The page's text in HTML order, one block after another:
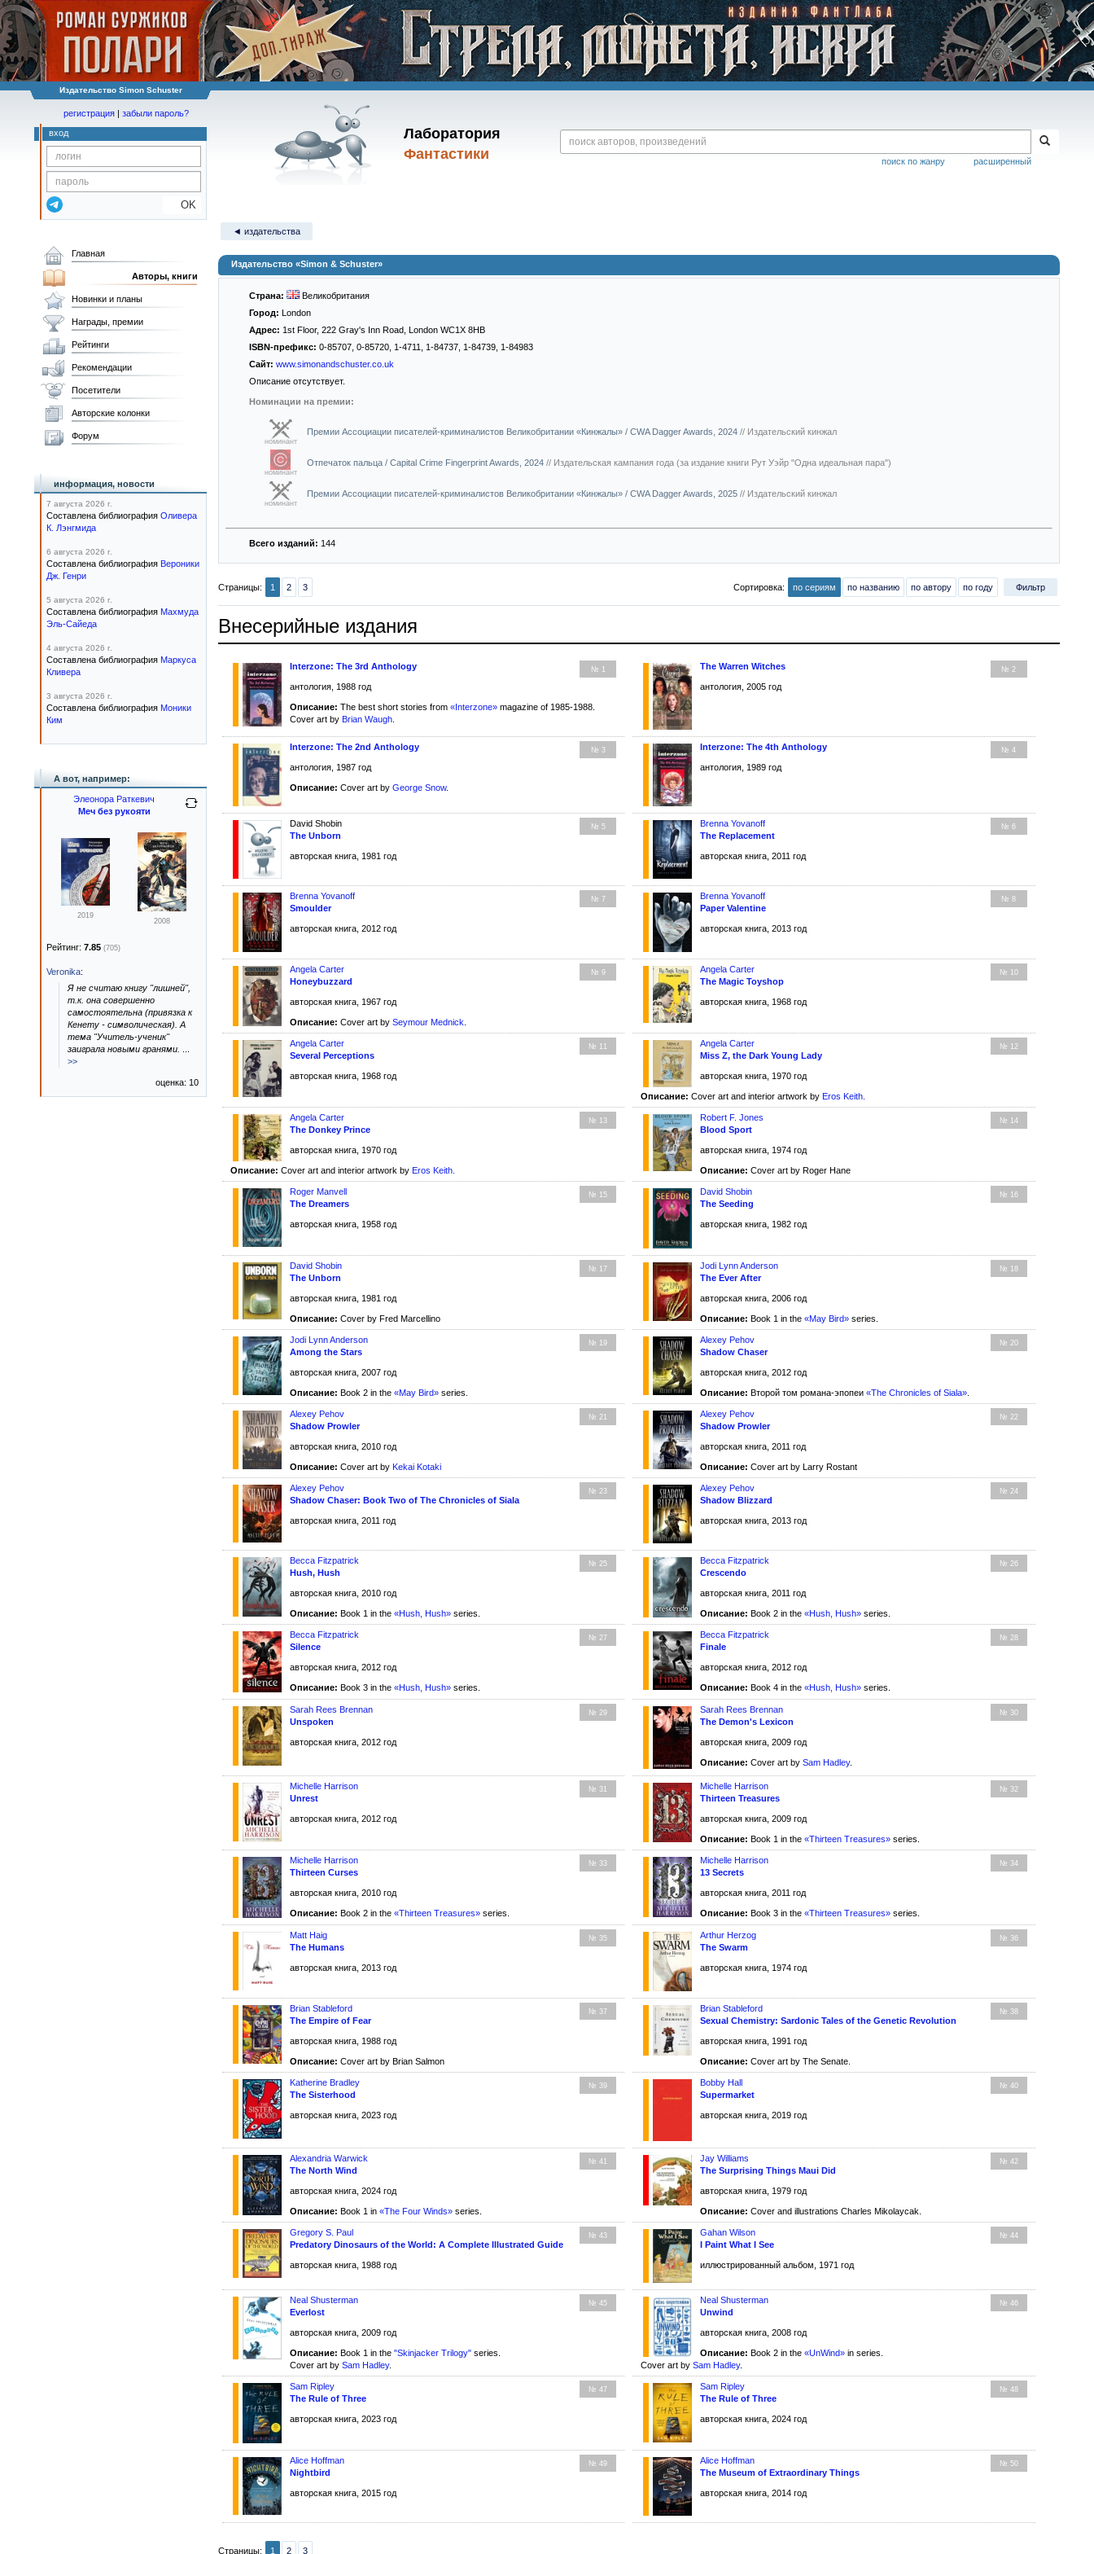
Издательство Simon Schuster
Лаборатория
Фантастики
расширенный
поиск по жанру
регистрация | забыли пароль?
вход
OK
◄ издательства
Издательство «Simon & Schuster»
Страна:
Великобритания
Город: London
Адрес: 1st Floor, 222 Gray's Inn Road, London WC1X 8HB
ISBN-префикс: 0-85707, 0-85720, 1-4711, 1-84737, 1-84739, 1-84983
Сайт: www.simonandschuster.co.uk
Описание отсутствует.
Номинации на премии:
номинант
Премии Ассоциации писателей-криминалистов Великобритании «Кинжалы» / CWA Dagger Awards, 2024 // Издательский кинжал
номинант
Отпечаток пальца / Capital Crime Fingerprint Awards, 2024 // Издательская кампания года (за издание книги Рут Уэйр "Одна идеальная пара")
номинант
Премии Ассоциации писателей-криминалистов Великобритании «Кинжалы» / CWA Dagger Awards, 2025 // Издательский кинжал
Всего изданий: 144
Страницы: 1 2 3 Сортировка: по сериям по названию по автору по году Фильтр
Внесерийные издания
№ 1
Interzone: The 3rd Anthology
антология, 1988 год
Описание: The best short stories from «Interzone» magazine of 1985-1988.
Cover art by Brian Waugh
№ 2
The Warren Witches
антология, 2005 год
№ 3
Interzone: The 2nd Anthology
антология, 1987 год
Описание: Cover art by George Snow.
№ 4
Interzone: The 4th Anthology
антология, 1989 год
№ 5
David Shobin
The Unborn
авторская книга, 1981 год
№ 6
Brenna Yovanoff
The Replacement
авторская книга, 2011 год
№ 7
Brenna Yovanoff
Smoulder
авторская книга, 2012 год
№ 8
Brenna Yovanoff
Paper Valentine
авторская книга, 2013 год
№ 9
Angela Carter
Honeybuzzard
авторская книга, 1967 год
Описание: Cover art by Seymour Mednick
№ 10
Angela Carter
The Magic Toyshop
авторская книга, 1968 год
№ 11
Angela Carter
Several Perceptions
авторская книга, 1968 год
№ 12
Angela Carter
Miss Z, the Dark Young Lady
авторская книга, 1970 год
Описание: Cover art and interior artwork by Eros Keith
№ 13
Angela Carter
The Donkey Prince
авторская книга, 1970 год
Описание: Cover art and interior artwork by Eros Keith
№ 14
Robert F. Jones
Blood Sport
авторская книга, 1974 год
Описание: Cover art by Roger Hane
№ 15
Roger Manvell
The Dreamers
авторская книга, 1958 год
№ 16
David Shobin
The Seeding
авторская книга, 1982 год
№ 17
David Shobin
The Unborn
авторская книга, 1981 год
Описание: Cover by Fred Marcellino
№ 18
Jodi Lynn Anderson
The Ever After
авторская книга, 2006 год
Описание: Book 1 in the«May Bird» series.
№ 19
Jodi Lynn Anderson
Among the Stars
авторская книга, 2007 год
Описание: Book 2 in the «May Bird» series.
№ 20
Alexey Pehov
Shadow Chaser
авторская книга, 2012 год
Описание: Второй том романа-эпопеи«The Chronicles of Siala»
№ 21
Alexey Pehov
Shadow Prowler
авторская книга, 2010 год
Описание: Cover art by Kekai Kotaki
№ 22
Alexey Pehov
Shadow Prowler
авторская книга, 2011 год
Описание: Cover art by Larry Rostant
№ 23
Alexey Pehov
Shadow Chaser: Book Two of The Chronicles of Siala
авторская книга, 2011 год
№ 24
Alexey Pehov
Shadow Blizzard
авторская книга, 2013 год
№ 25
Becca Fitzpatrick
Hush, Hush
авторская книга, 2010 год
Описание: Book 1 in the «Hush, Hush» series.
№ 26
Becca Fitzpatrick
Crescendo
авторская книга, 2011 год
Описание: Book 2 in the«Hush, Hush» series.
№ 27
Becca Fitzpatrick
Silence
авторская книга, 2012 год
Описание: Book 3 in the «Hush, Hush» series.
№ 28
Becca Fitzpatrick
Finale
авторская книга, 2012 год
Описание: Book 4 in the«Hush, Hush» series.
№ 29
Sarah Rees Brennan
Unspoken
авторская книга, 2012 год
№ 30
Sarah Rees Brennan
The Demon's Lexicon
авторская книга, 2009 год
Описание: Cover art bySam Hadley.
№ 31
Michelle Harrison
Unrest
авторская книга, 2012 год
№ 32
Michelle Harrison
Thirteen Treasures
авторская книга, 2009 год
Описание: Book 1 in the«Thirteen Treasures» series.
№ 33
Michelle Harrison
Thirteen Curses
авторская книга, 2010 год
Описание: Book 2 in the «Thirteen Treasures» series.
№ 34
Michelle Harrison
13 Secrets
авторская книга, 2011 год
Описание: Book 3 in the«Thirteen Treasures» series.
№ 35
Matt Haig
The Humans
авторская книга, 2013 год
№ 36
Arthur Herzog
The Swarm
авторская книга, 1974 год
№ 37
Brian Stableford
The Empire of Fear
авторская книга, 1988 год
Описание: Cover art by Brian Salmon
№ 38
Brian Stableford
Sexual Chemistry: Sardonic Tales of the Genetic Revolution
авторская книга, 1991 год
Описание: Cover art by The Senate.
№ 39
Katherine Bradley
The Sisterhood
авторская книга, 2023 год
№ 40
Bobby Hall
Supermarket
авторская книга, 2019 год
№ 41
Alexandria Warwick
The North Wind
авторская книга, 2024 год
Описание: Book 1 in «The Four Winds» series.
№ 42
Jay Williams
The Surprising Things Maui Did
авторская книга, 1979 год
Описание: Cover and illustrations Charles Mikolaycak.
№ 43
Gregory S. Paul
Predatory Dinosaurs of the World: A Complete Illustrated Guide
авторская книга, 1988 год
№ 44
Gahan Wilson
I Paint What I See
иллюстрированный альбом, 1971 год
№ 45
Neal Shusterman
Everlost
авторская книга, 2009 год
Описание: Book 1 in the "Skinjacker Trilogy" series.
Cover art by Sam Hadley.
№ 46
Neal Shusterman
Unwind
авторская книга, 2008 год
Описание: Book 2 in the«UnWind» in series.
Cover art bySam Hadley.
№ 47
Sam Ripley
The Rule of Three
авторская книга, 2023 год
№ 48
Sam Ripley
The Rule of Three
авторская книга, 2024 год
№ 49
Alice Hoffman
Nightbird
авторская книга, 2015 год
№ 50
Alice Hoffman
The Museum of Extraordinary Things
авторская книга, 2014 год
Страницы: 1 2 3
Главная
Авторы, книги
Новинки и планы
Награды, премии
Рейтинги
Рекомендации
Посетители
Авторские колонки
Форум
информация, новости
7 августа 2026 г.
Составлена библиография Оливера
К. Лэнгмида
6 августа 2026 г.
Составлена библиография Вероники
Дж. Генри
5 августа 2026 г.
Составлена библиография Махмуда
Эль-Сайеда
4 августа 2026 г.
Составлена библиография Маркуса
Кливера
3 августа 2026 г.
Составлена библиография Моники
Ким
А вот, например:
Элеонора Раткевич
Меч без рукояти
2019
2008
Рейтинг: 7.85 (705)
Veronika:
Я не считаю книгу "лишней",
т.к. она совершенно
самостоятельна (привязка к
Кенету - символическая). А
тема "Учитель-ученик"
заиграла новыми гранями.
>>
оценка: 10